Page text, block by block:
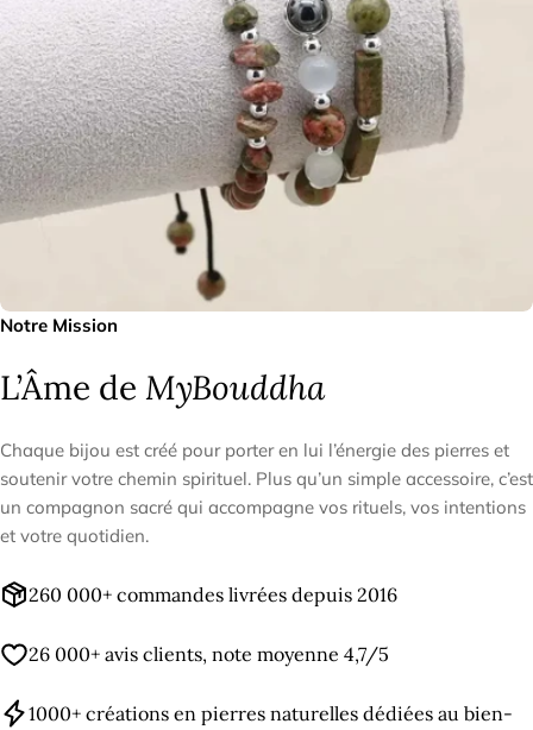
Notre Mission
L’Âme de MyBouddha
Chaque bijou est créé pour porter en lui l’énergie des pierres et
soutenir votre chemin spirituel. Plus qu’un simple accessoire, c’est
un compagnon sacré qui accompagne vos rituels, vos intentions
et votre quotidien.
260 000+ commandes livrées depuis 2016
26 000+ avis clients, note moyenne 4,7/5
1000+ créations en pierres naturelles dédiées au bien-